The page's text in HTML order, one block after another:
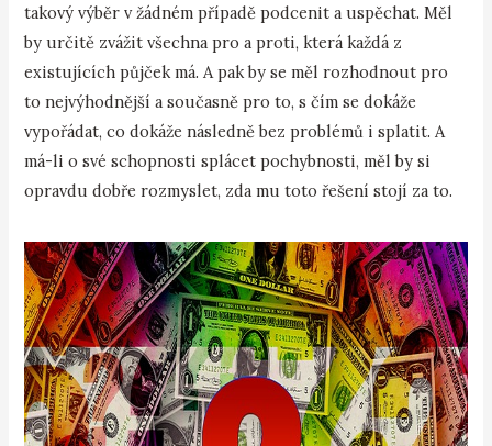
takový výběr v žádném případě podcenit a uspěchat. Měl
by určitě zvážit všechna pro a proti, která každá z
existujících půjček má. A pak by se měl rozhodnout pro
to nejvýhodnější a současně pro to, s čím se dokáže
vypořádat, co dokáže následně bez problémů i splatit. A
má-li o své schopnosti splácet pochybnosti, měl by si
opravdu dobře rozmyslet, zda mu toto řešení stojí za to.